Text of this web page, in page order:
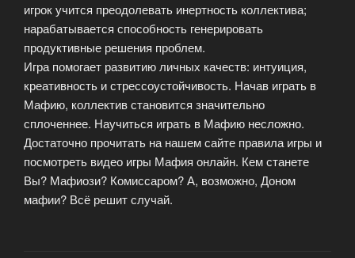
игрок учится преодолевать инертность коллектива;
нарабатывается способность генерировать
продуктивные решения проблем.
Игра помогает развитию личных качеств: интуиция,
креативность и стрессоустойчивость. Начав играть в
Мафию, коллектив становится значительно
сплоченнее. Научиться играть в Мафию несложно.
Достаточно прочитать на нашем сайте правила игры и
посмотреть видео игры Мафия онлайн. Кем станете
Вы? Мафиози? Комиссаром? А, возможно, Доном
мафии? Всё решит случай.